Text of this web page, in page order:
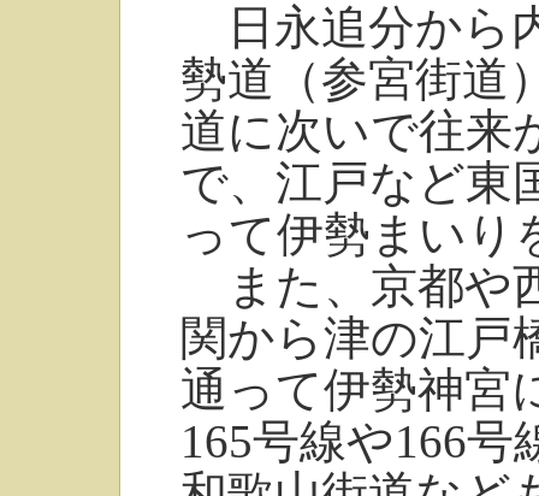
日永追分から
勢道（参宮街道
道に次いで往来
で、江戸など東
って伊勢まいり
また、京都や
関から津の江戸
通って伊勢神宮
165号線や166